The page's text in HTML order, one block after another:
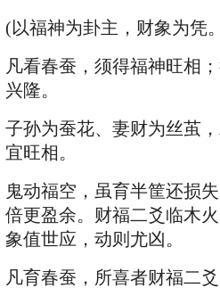
(以福神为卦主，财象为凭
凡看春蚕，须得福神旺相
兴隆。
子孙为蚕花、妻财为丝茧
宜旺相。
鬼动福空，虽育半筐还损
倍更盈余。财福二爻临木
象值世应，动则尤凶。
凡育春蚕，所喜者财福二